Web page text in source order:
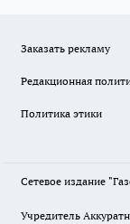
Заказать рекламу
Редакционная
Политика этики
Сетевое издание
Учредитель